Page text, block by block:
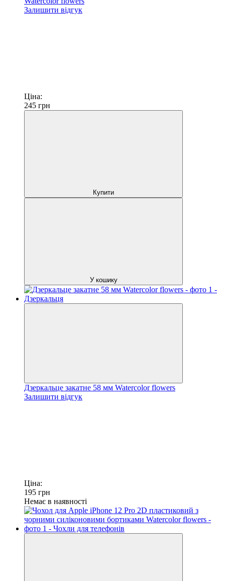
Залишити відгук
Ціна:
245 грн
Купити
У кошику
Дзеркальце закатне 58 мм Watercolor flowers
Залишити відгук
Ціна:
195 грн
Немає в наявності